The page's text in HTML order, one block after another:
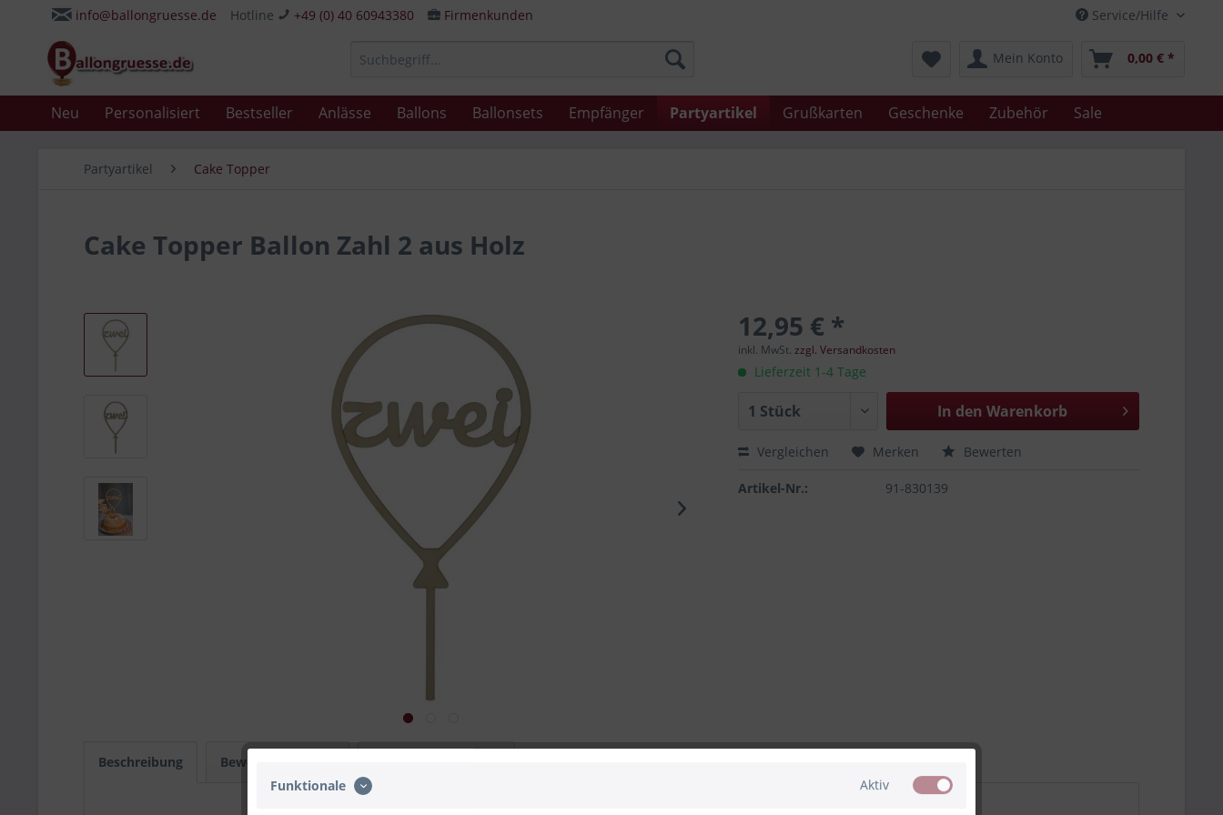
Service/Hilfe
info@ballongruesse.de Hotline +49 (0) 40 60943380 Firmenkunden
Mein Konto 0,00 € *
Neu Personalisiert Bestseller Anlässe Ballons Ballonsets Empfänger Partyartikel Grußkarten Geschenke Zubehör Sale
Partyartikel Cake Topper
Cake Topper Ballon Zahl 2 aus Holz
12,95 € *
inkl. MwSt.zzgl. Versandkosten
Lieferzeit 1-4 Tage
In den Warenkorb
Vergleichen Merken Bewerten
Artikel-Nr.: 91-830139
Beschreibung Bewertungen
Funktionale Aktiv